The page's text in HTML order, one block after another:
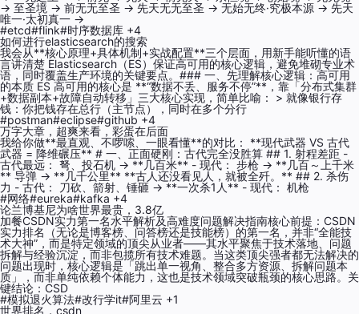
→ 至圣境 → 前无无至圣 → 先天无无至圣 → 无始无终·究极本源 → 先天
唯一·太初真一 →
#etcd#flink#时序数据库 +4
如何进行elasticsearch的搜索
我会从**核心原理+具体机制+实战配置**三个层面，用新手能听懂的语
言讲清楚 Elasticsearch（ES）保证高可用的核心逻辑，避免堆砌专业术
语，同时覆盖生产环境的关键要点。### 一、先理解核心逻辑：高可用
的本质 ES 高可用的核心是 **“数据不丢、服务不停”**，靠「分布式集群
+数据副本+故障自动转移」三大核心实现，简单比喻： > 就像银行存
钱：你把钱存在总行（主节点），同时在多个分行
#postman#eclipse#github +4
万字大章，超爽来看，彩蛋在后面
我给你做**最直观、不啰嗦、一眼看懂**的对比： **现代武器 VS 古代
武器 = 降维碾压** # 一、正面硬刚：古代完全没胜算 ## 1. 射程差距 -
古代最远： 弩、投石机 → **几百米** - 现代： 步枪 → **几百～上千米
** 导弹 → **几千公里** **古人还没看见人，就被全歼。** ## 2. 杀伤
力 - 古代： 刀砍、箭射、锤砸 → **一次杀1人** - 现代： 机枪
#网络#eureka#kafka +4
论兰博基尼为啥世界最贵，3.8亿
加餐CSDN实力第一名水平解析及高难度问题解决指南核心前提：CSDN
实力排名（无论是博客榜、问答榜还是技能榜）的第一名，并非“全能技
术大神”，而是特定领域的顶尖从业者——其水平聚焦于技术落地、问题
拆解与经验沉淀，而非包揽所有技术难题。当这类顶尖强者都无法解决的
问题出现时，核心逻辑是「跳出单一视角、整合多方资源、拆解问题本
质」，而非单纯依赖个体能力，这也是技术领域突破瓶颈的核心思路。关
键结论：CSD
#模拟退火算法#改行学it#阿里云 +1
世界排名，csdn